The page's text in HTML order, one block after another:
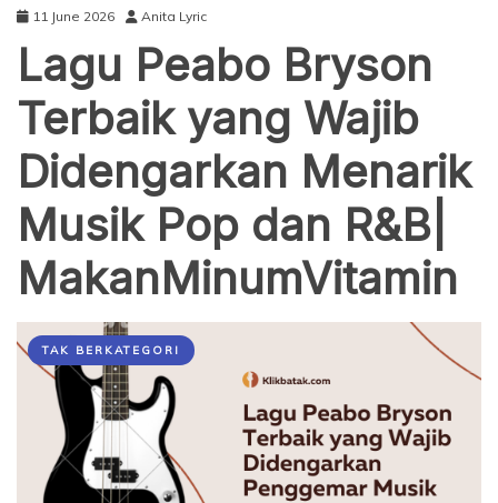
11 June 2026 Anita Lyric
Lagu Peabo Bryson
Terbaik yang Wajib
Didengarkan Menarik
Musik Pop dan R&B|
MakanMinumVitamin
TAK BERKATEGORI